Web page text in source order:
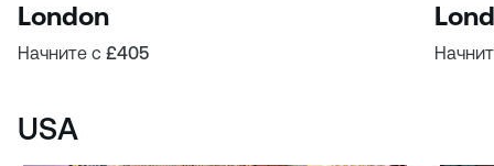
London
Начните с £405
USA